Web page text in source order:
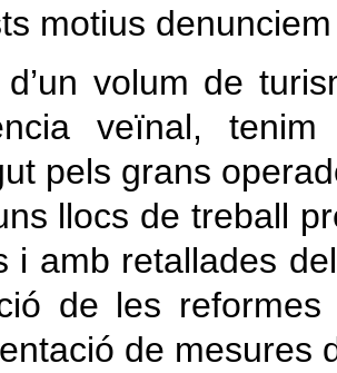
motius
volum de
veïnal,
pels grans
llocs de treball
i amb retallades
de les
de mesures